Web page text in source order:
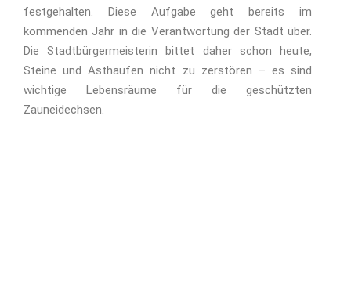
festgehalten. Diese Aufgabe geht bereits im
kommenden Jahr in die Verantwortung der Stadt über.
Die Stadtbürgermeisterin bittet daher schon heute,
Steine und Asthaufen nicht zu zerstören – es sind
wichtige Lebensräume für die geschützten
Zauneidechsen.